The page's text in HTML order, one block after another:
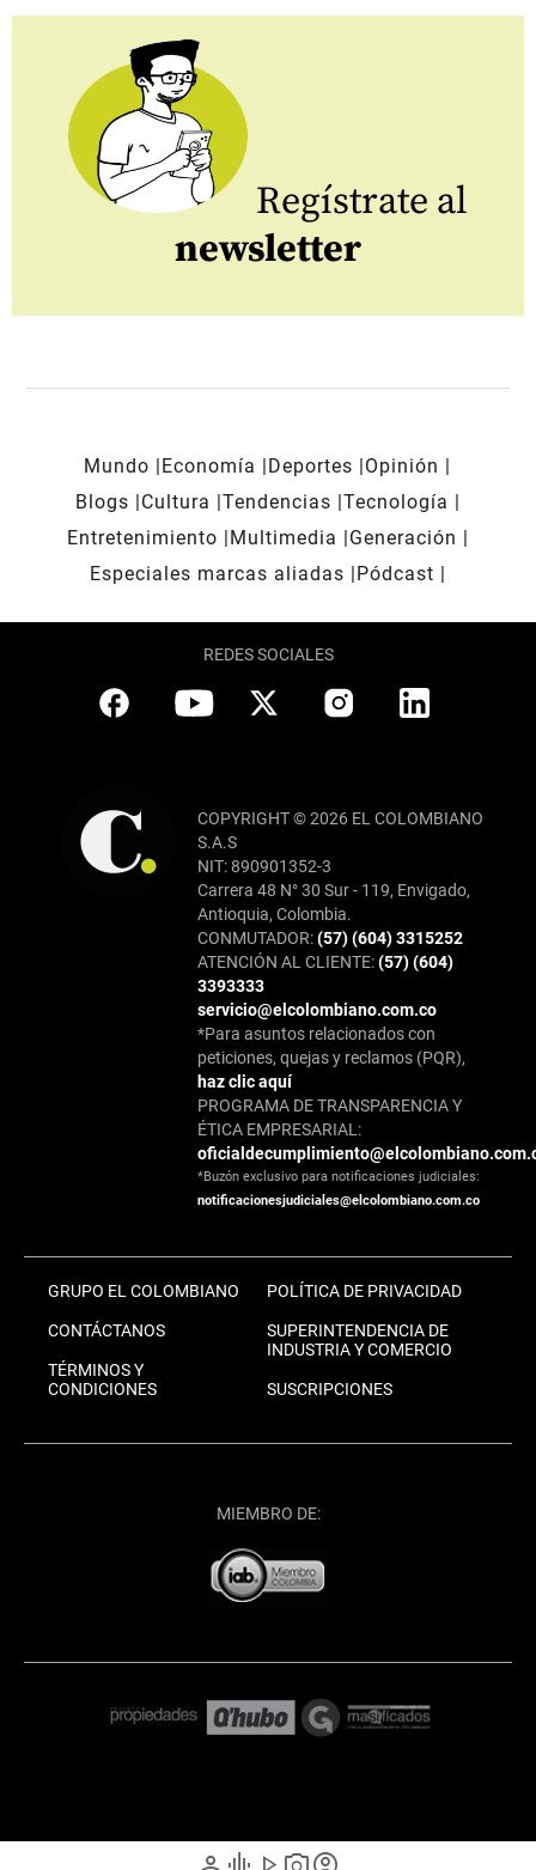
Regístrate al
newsletter
Mundo Economía Deportes
Opinión
Blogs
Cultura Tendencias Tecnología
Entretenimiento
Multimedia
Generación
Especiales marcas aliadas
Pódcast
REDES SOCIALES
COPYRIGHT © 2026 EL COLOMBIANO
S.A.S
NIT: 890901352-3
Carrera 48 N° 30 Sur - 119, Envigado,
Antioquia, Colombia.
CONMUTADOR:(57) (604) 3315252
ATENCIÓN AL CLIENTE:(57) (604)
3393333
servicio@elcolombiano.com.co
*Para asuntos relacionados con
peticiones, quejas y reclamos (PQR),
haz clic aquí
PROGRAMA DE TRANSPARENCIA Y
ÉTICA EMPRESARIAL:
*Buzón exclusivo para notificaciones judiciales:
notificacionesjudiciales@elcolombiano.com.co
GRUPO EL COLOMBIANO
CONTÁCTANOS
TÉRMINOS Y
CONDICIONES
POLÍTICA DE PRIVACIDAD
SUPERINTENDENCIA DE
INDUSTRIA Y COMERCIO
SUSCRIPCIONES
MIEMBRO DE: